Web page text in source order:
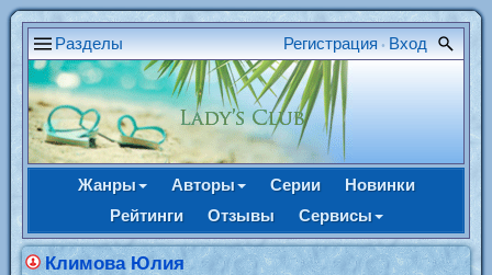
Разделы Регистрация • Вход
Жанры Авторы Серии
Новинки
Рейтинги
Отзывы Сервисы
Климова Юлия